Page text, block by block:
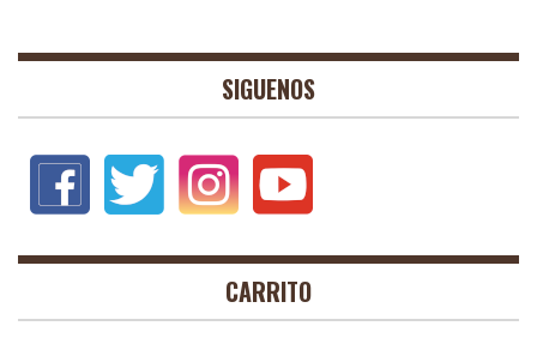
SIGUENOS
CARRITO